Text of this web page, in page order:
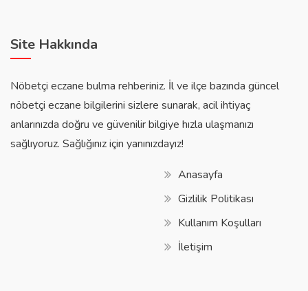
Site Hakkında
Nöbetçi eczane bulma rehberiniz. İl ve ilçe bazında güncel
nöbetçi eczane bilgilerini sizlere sunarak, acil ihtiyaç
anlarınızda doğru ve güvenilir bilgiye hızla ulaşmanızı
sağlıyoruz. Sağlığınız için yanınızdayız!
Anasayfa
Gizlilik Politikası
Kullanım Koşulları
İletişim